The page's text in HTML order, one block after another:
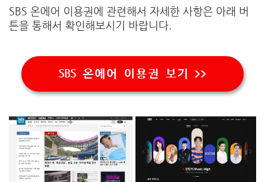
SBS 온에어 이용권에 관련해서 자세한 사항은 아래 버
튼을 통해서 확인해보시기 바랍니다.
SBS 온에어 이용권 보기 >>